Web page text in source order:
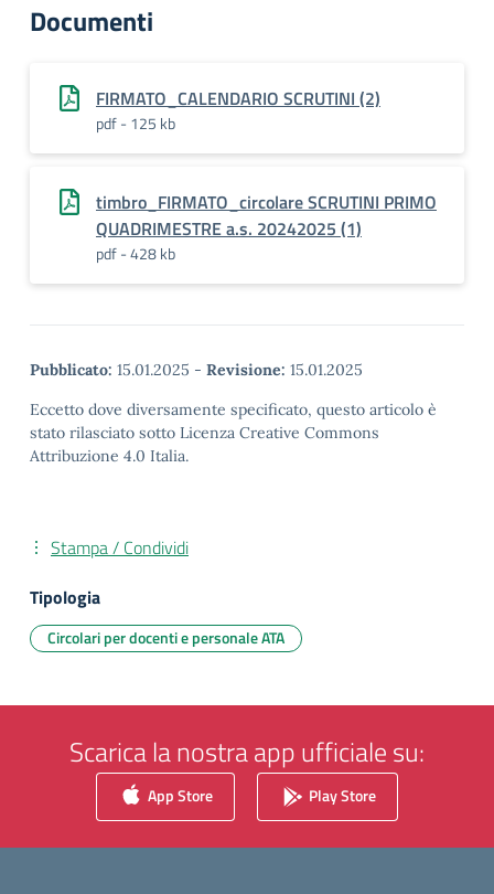
Documenti
FIRMATO_CALENDARIO SCRUTINI (2)
pdf - 125 kb
timbro_FIRMATO_circolare SCRUTINI PRIMO
QUADRIMESTRE a.s. 20242025 (1)
pdf - 428 kb
Pubblicato: 15.01.2025 - Revisione: 15.01.2025
Eccetto dove diversamente specificato, questo articolo è
stato rilasciato sotto Licenza Creative Commons
Attribuzione 4.0 Italia.
Stampa / Condividi
Tipologia
Circolari per docenti e personale ATA
Scarica la nostra app ufficiale su:
App Store Play Store